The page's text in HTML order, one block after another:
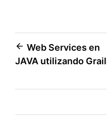
Navegación
de
entradas
Web Services en
JAVA utilizando